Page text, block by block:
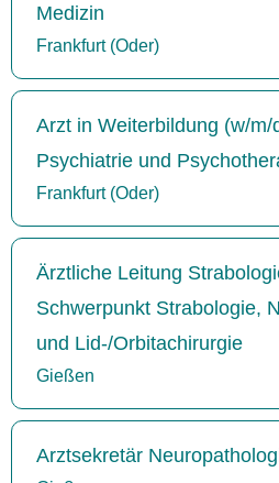
Medizin
Frankfurt (Oder)
Arzt in Weiterbildung (w/
Psychiatrie und
Frankfurt (Oder)
Ärztliche Leitung
Schwerpunkt Strabologie,
und Lid-/Orbitachirurgie
Gießen
Arztsekretär